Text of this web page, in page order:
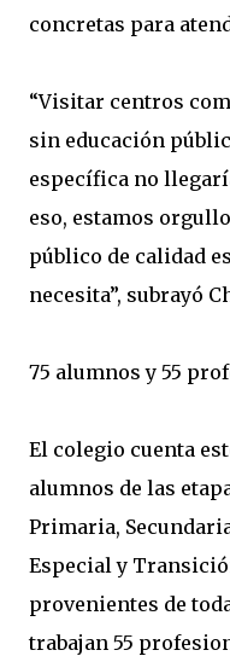
concretas para
“Visitar centros
sin educación
específica no
eso, estamos
público de calidad
necesita”, subrayó
75 alumnos y 55
El colegio cuenta
alumnos de las
Primaria,
Especial y
provenientes de
trabajan 55